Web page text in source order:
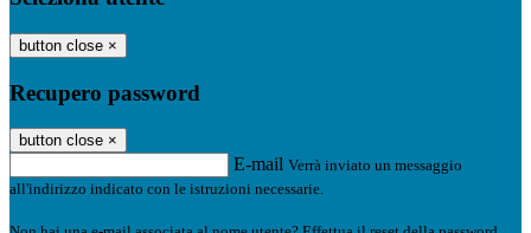
button close ×
Recupero password
button close ×
E-mail Verrà inviato un messaggio
all'indirizzo indicato con le istruzioni necessarie.